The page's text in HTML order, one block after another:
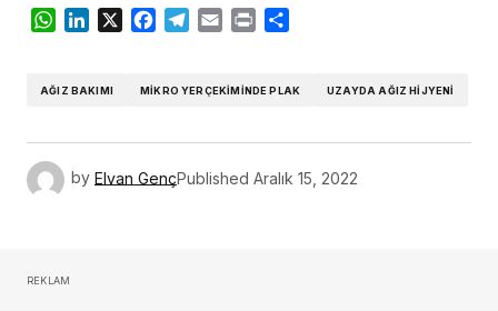
WhatsApp
LinkedIn
X Facebook
Telegram
Email Print
AĞIZ BAKIMI MIKRO YERÇEKIMINDE PLAK UZAYDA AĞIZ HIJYENI
by Elvan GençPublished Aralık 15, 2022
REKLAM